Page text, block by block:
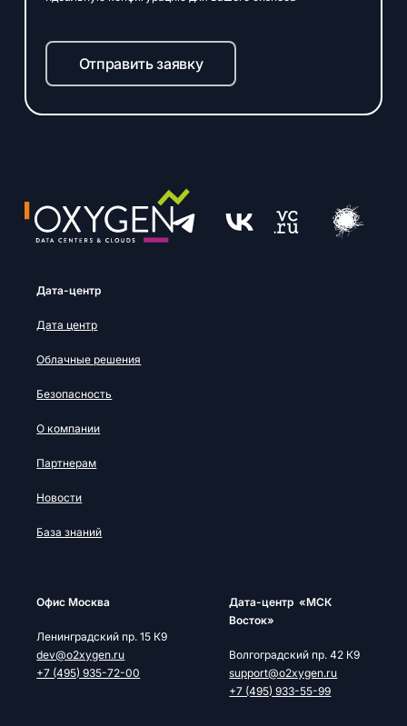
Отправить заявку
Дата-центр
Дата центр
Облачные решения
Безопасность
О компании
Партнерам
Новости
База знаний
Офис Москва
Ленинградский пр. 15 К9
dev@o2xygen.ru
+7 (495) 935-72-00
Дата-центр «МСК
Восток»
Волгоградский пр. 42 К9
support@o2xygen.ru
+7 (495) 933-55-99